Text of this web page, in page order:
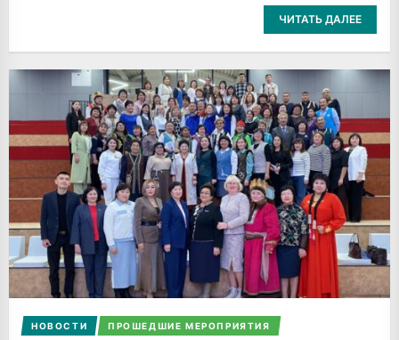
ЧИТАТЬ ДАЛЕЕ
НОВОСТИ ПРОШЕДШИЕ МЕРОПРИЯТИЯ